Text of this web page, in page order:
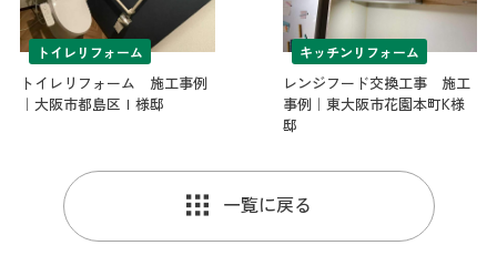
今回築19年の中古マンショ
(4LDK)を購入し全面的なリフォームをお願いしま
した。リビングに隣接してる和室を洋室に変更し
又窓は二重サッシにしてもらうなど、他にも色々
と細かく相談させていただいた件なども担当の松
尾さんが丁寧に対応してくださいました。仕上が
上リフォーム代金も良心的なお値段でしたので大
満足しております。今後何かあった時は是非松尾
さんに(リプライさん)又ご連絡してお願いしたいと
思っております。
トイレリフォーム
トイレリフォーム 施工事例
｜大阪市都島区Ｉ様邸
一覧に戻る
キッチンリフォーム
レンジフード交換工事 施工
事例｜東大阪市花園本町K様
邸